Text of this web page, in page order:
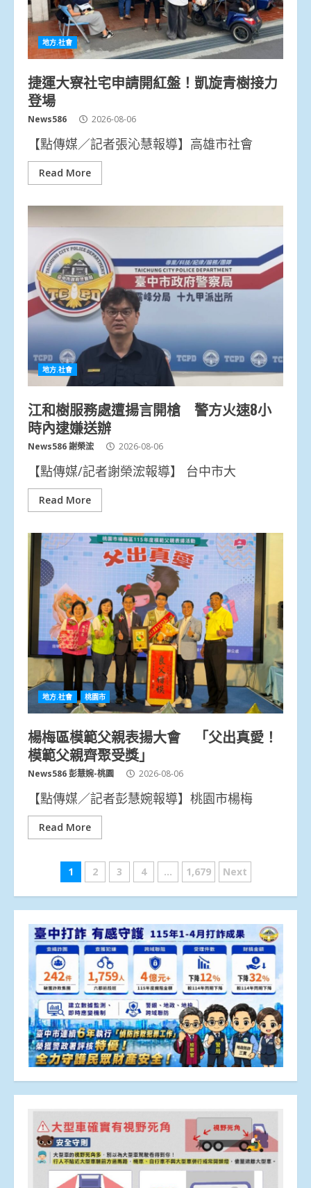
地方.社會
捷運大寮社宅申請開紅盤！凱旋青樹接力
登場
News586 2026-08-06
【點傳媒／記者張沁慧報導】高雄市社會
Read More
地方.社會
江和樹服務處遭揚言開槍 警方火速8小
時內逮嫌送辦
News586 謝榮浤 2026-08-06
【點傳媒/記者謝榮浤報導】 台中市大
Read More
地方.社會 桃園市
楊梅區模範父親表揚大會 「父出真愛！
模範父親齊聚受獎」
News586 彭慧婉-桃園 2026-08-06
【點傳媒／記者彭慧婉報導】桃園市楊梅
Read More
文
章
分
頁
1 2 3 4 ... 1,679 Next